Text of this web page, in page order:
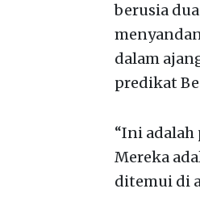
berusia
dalam
predikat
“Ini adalah
Mereka
ditemui di